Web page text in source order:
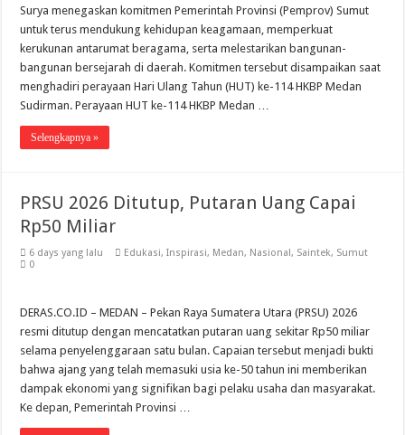
Surya menegaskan komitmen Pemerintah Provinsi (Pemprov) Sumut
untuk terus mendukung kehidupan keagamaan, memperkuat
kerukunan antarumat beragama, serta melestarikan bangunan-
bangunan bersejarah di daerah. Komitmen tersebut disampaikan saat
menghadiri perayaan Hari Ulang Tahun (HUT) ke-114 HKBP Medan
Sudirman. Perayaan HUT ke-114 HKBP Medan …
Selengkapnya »
PRSU 2026 Ditutup, Putaran Uang Capai
Rp50 Miliar
6 days yang lalu Edukasi,Inspirasi, Medan, Nasional, Saintek, Sumut
0
DERAS.CO.ID – MEDAN – Pekan Raya Sumatera Utara (PRSU) 2026
resmi ditutup dengan mencatatkan putaran uang sekitar Rp50 miliar
selama penyelenggaraan satu bulan. Capaian tersebut menjadi bukti
bahwa ajang yang telah memasuki usia ke-50 tahun ini memberikan
dampak ekonomi yang signifikan bagi pelaku usaha dan masyarakat.
Ke depan, Pemerintah Provinsi …